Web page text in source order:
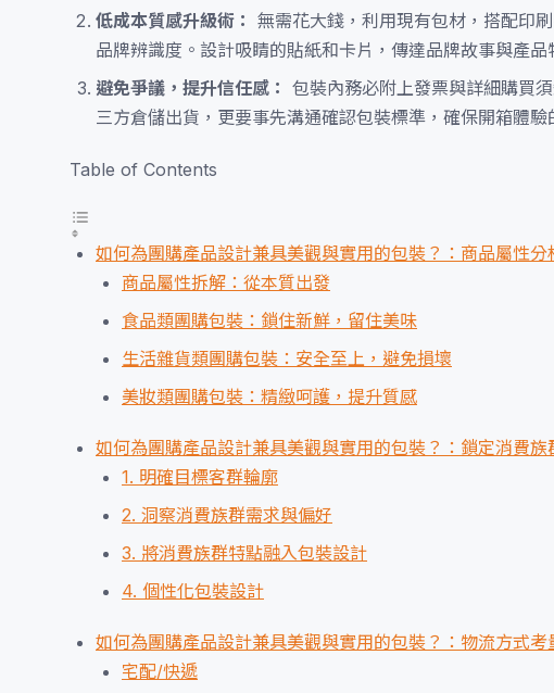
低成本質感升級術： 無需花大錢，利用現有包材，搭配印
品牌辨識度。設計吸睛的貼紙和卡片，傳達品牌故事與產品
避免爭議，提升信任感： 包裝內務必附上發票與詳細購買
三方倉儲出貨，更要事先溝通確認包裝標準，確保開箱體驗
Table of Contents
如何為團購產品設計兼具美觀與實用的包裝？：商品屬性分
商品屬性拆解：從本質出發
食品類團購包裝：鎖住新鮮，留住美味
生活雜貨類團購包裝：安全至上，避免損壞
美妝類團購包裝：精緻呵護，提升質感
如何為團購產品設計兼具美觀與實用的包裝？：鎖定消費族
1. 明確目標客群輪廓
2. 洞察消費族群需求與偏好
3. 將消費族群特點融入包裝設計
4. 個性化包裝設計
如何為團購產品設計兼具美觀與實用的包裝？：物流方式考
宅配/快遞